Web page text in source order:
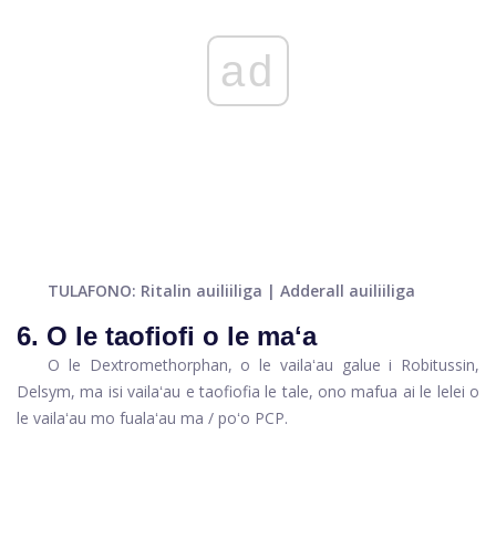
ad
TULAFONO: Ritalin auiliiliga | Adderall auiliiliga
6. O le taofiofi o le maʻa
O le Dextromethorphan, o le vailaʻau galue i Robitussin,
Delsym, ma isi vailaʻau e taofiofia le tale, ono mafua ai le lelei o
le vailaʻau mo fualaʻau ma / poʻo PCP.